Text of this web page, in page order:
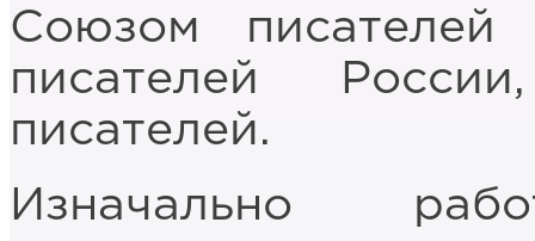
Союзом писателей
писателей
писателей.
Изначально